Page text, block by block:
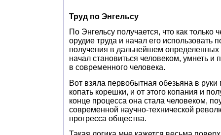
Труд по Энгельсу
По Энгельсу получается, что как только
орудие труда и начал его использовать
получения в дальнейшем определенных
начал становиться человеком, умнеть и
в современного человека.
Вот взяла первобытная обезьяна в руки
копать корешки, и от этого копания и
конце процесса она стала человеком,
современной научно-технической
прогресса общества.